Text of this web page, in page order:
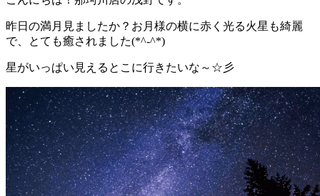
新
日
時
昨日の満月見ましたか？お月様の横に赤く光る火星も綺麗
で、とても癒されました(*^-^*)
星がいっぱい見えるとこに行きたいな～☆彡